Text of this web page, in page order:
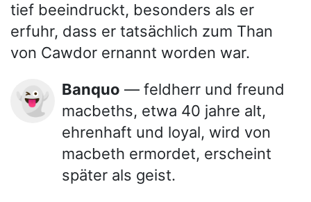
tief beeindruckt, besonders als er
erfuhr, dass er tatsächlich zum Than
von Cawdor ernannt worden war.
👻 Banquo — feldherr und freund
macbeths, etwa 40 jahre alt,
ehrenhaft und loyal, wird von
macbeth ermordet, erscheint
später als geist.